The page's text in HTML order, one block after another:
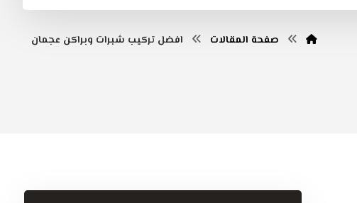
صفحة المقالات افضل تركيب شبرات وبراكن عجمان